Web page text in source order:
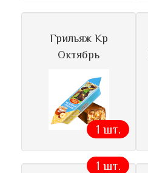
Грильяж Кр
Октябрь
1 шт.
1 шт.